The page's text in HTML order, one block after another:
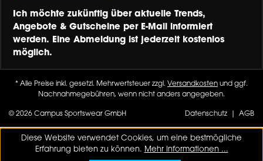
Ich möchte zukünftig über aktuelle Trends,
Angebote & Gutscheine per E-Mail informiert
werden. Eine Abmeldung ist jederzeit kostenlos
möglich.
* Alle Preise inkl. gesetzl. Mehrwertsteuer zzgl. Versandkosten und ggf.
Nachnahmegebühren, wenn nicht anders angegeben.
© 2026 Campus Sportswear GmbH Datenschutz AGB
Diese Website verwendet Cookies, um eine bestmögliche
Erfahrung bieten zu können. Mehr Informationen ...